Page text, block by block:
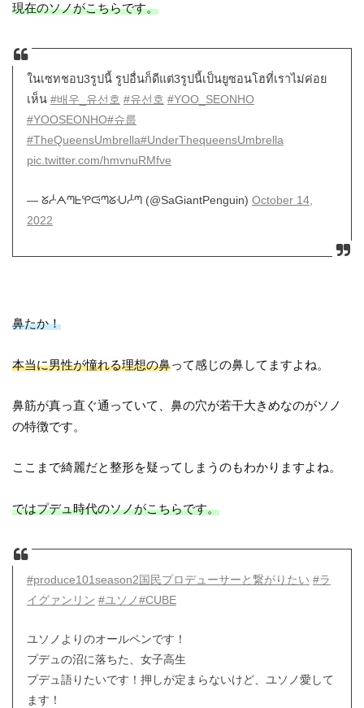
現在のソノがこちらです。
ในเซทชอบ3รูปนี้ รูปอื่นก็ดีแต่3รูปนี้เป็นยูซอนโฮที่เราไม่ค่อย
เห็น #배우_유선호 #유선호 #YOO_SEONHO
#YOOSEONHO#슈룹
#TheQueensUmbrella#UnderThequeensUmbrella
pic.twitter.com/hmvnuRMfve
— ᘜᓿᗅᘉᖶᕿᙍᘉᘜᑗᓿᘉ (@SaGiantPenguin) October 14,
2022
鼻たか！
本当に男性が憧れる理想の鼻って感じの鼻してますよね。
鼻筋が真っ直ぐ通っていて、鼻の穴が若干大きめなのがソノ
の特徴です。
ここまで綺麗だと整形を疑ってしまうのもわかりますよね。
ではプデュ時代のソノがこちらです。
#produce101season2国民プロデューサーと繋がりたい #ラ
イグァンリン #ユソノ#CUBE
ユソノよりのオールペンです！
プデュの沼に落ちた、女子高生
プデュ語りたいです！押しが定まらないけど、ユソノ愛して
ます！